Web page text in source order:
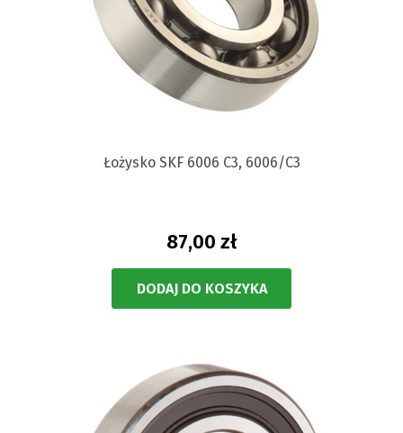
Łożysko SKF 6006 C3, 6006/C3
87,00 zł
DODAJ DO KOSZYKA